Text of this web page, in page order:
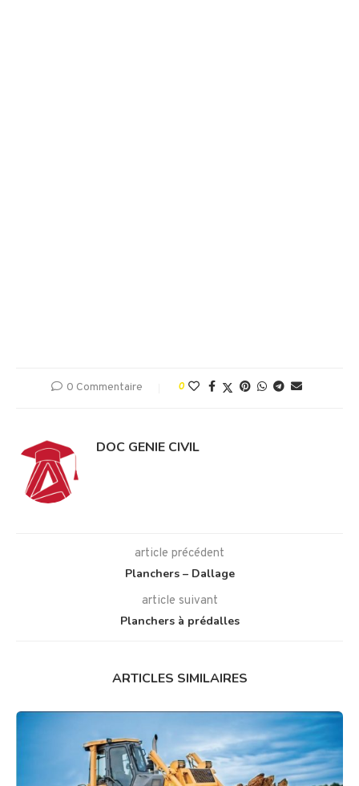
0 Commentaire 0
DOC GENIE CIVIL
article précédent
Planchers – Dallage
article suivant
Planchers à prédalles
ARTICLES SIMILAIRES